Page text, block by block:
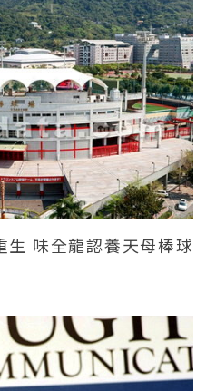
味全龍認養天母棒球